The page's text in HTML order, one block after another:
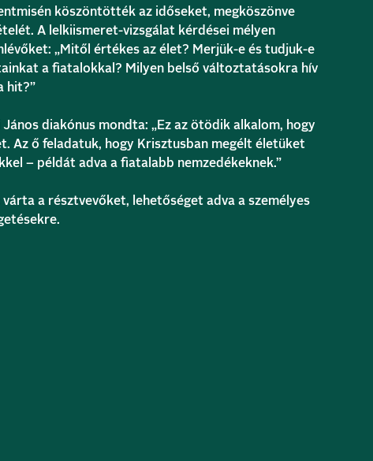
köszöntötték az időseket, megköszönve
A lelkiismeret-vizsgálat kérdései mélyen
„Mitől értékes az élet? Merjük-e és tudjuk-e
a fiatalokkal? Milyen belső változtatásokra hív
hit?”
diakónus mondta: „Ez az ötödik alkalom, hogy
Az ő feladatuk, hogy Krisztusban megélt életüket
– példát adva a fiatalabb nemzedékeknek.”
várta a résztvevőket, lehetőséget adva a személyes